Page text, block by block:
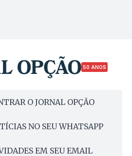
50 ANOS
O JORNAL OPÇÃO
NO SEU WHATSAPP
EM SEU EMAIL